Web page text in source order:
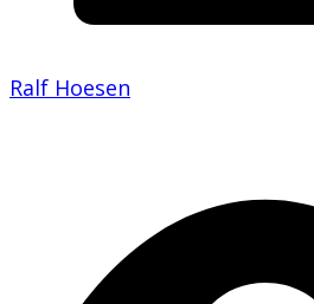
Ralf Hoesen